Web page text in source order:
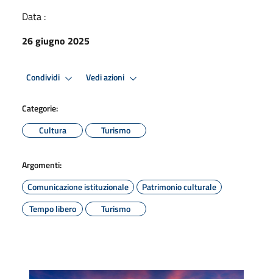
Data :
26 giugno 2025
Condividi Vedi azioni
Categorie:
Cultura
Turismo
Argomenti:
Comunicazione istituzionale
Patrimonio culturale
Tempo libero
Turismo